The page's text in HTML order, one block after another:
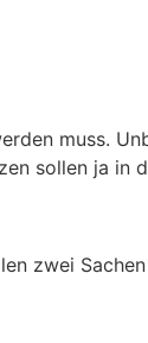
muss.
sollen ja in
zwei